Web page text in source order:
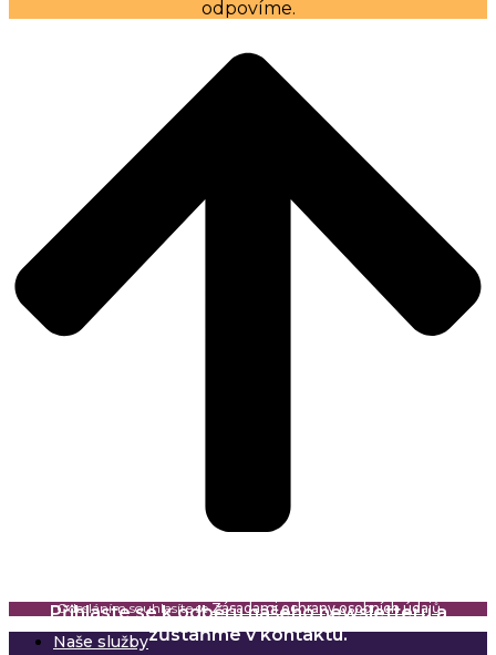
odpovíme.
Přihlaste se k odběru našeho newsletteru a
zůstaňme v kontaktu.
Odesláním souhlasíte seZásadami ochrany osobních údajů
Naše služby